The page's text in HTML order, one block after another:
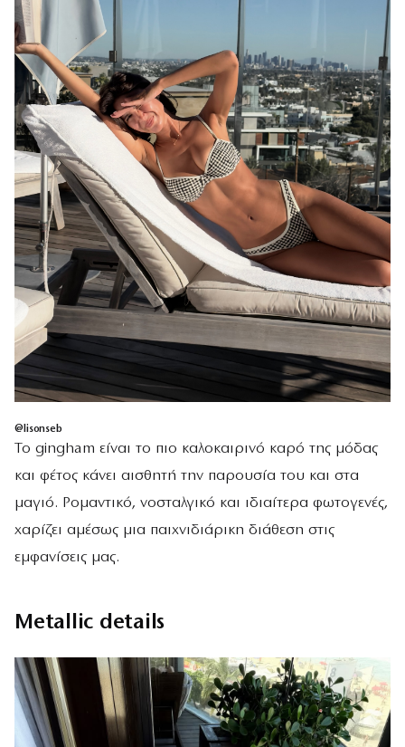
@lisonseb
Το gingham είναι το πιο καλοκαιρινό καρό της μόδας
και φέτος κάνει αισθητή την παρουσία του και στα
μαγιό. Ρομαντικό, νοσταλγικό και ιδιαίτερα φωτογενές,
χαρίζει αμέσως μια παιχνιδιάρικη διάθεση στις
εμφανίσεις μας.
Metallic details